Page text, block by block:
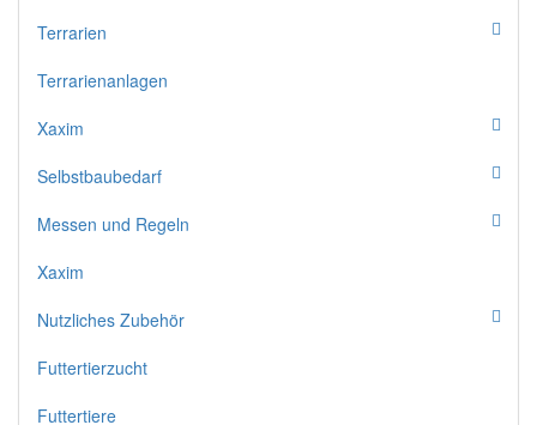
Terrarien
Terrarienanlagen
Xaxim
Selbstbaubedarf
Messen und Regeln
Xaxim
Nutzliches Zubehör
Futtertierzucht
Futtertiere